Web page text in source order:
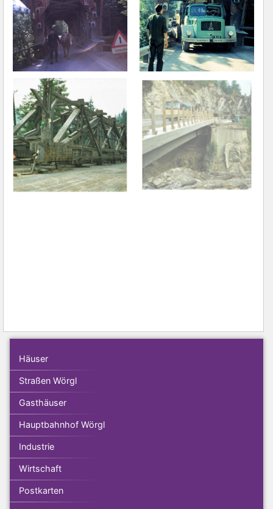
Häuser
Straßen Wörgl
Gasthäuser
Hauptbahnhof Wörgl
Industrie
Wirtschaft
Postkarten